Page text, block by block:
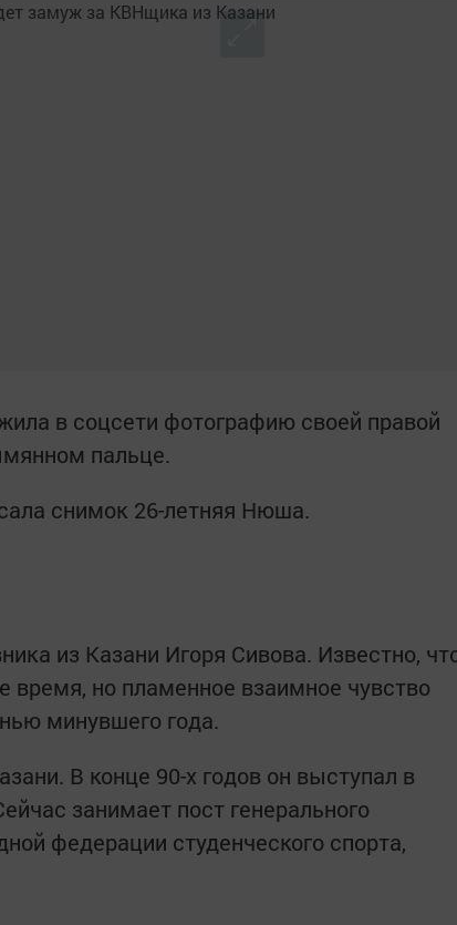
в соцсети фотографию своей правой
пальце.
снимок 26-летняя Нюша.
из Казани Игоря Сивова. Известно,
но пламенное взаимное чувство
минувшего года.
В конце 90-х годов он выступал в
занимает пост генерального
федерации студенческого спорта,